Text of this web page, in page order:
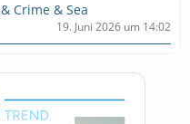
Crime & Sea
19. Juni 2026 um 14:02